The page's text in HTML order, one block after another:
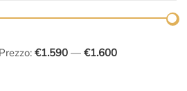
Prezzo: €1.590 — €1.600